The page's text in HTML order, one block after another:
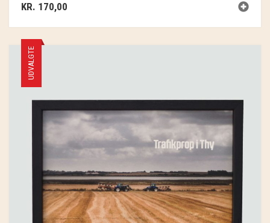
KR. 170,00
UDVALGTE